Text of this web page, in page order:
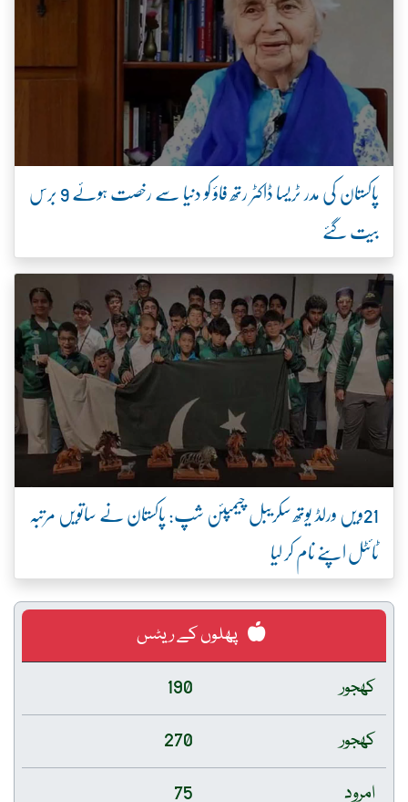
پاکستان کی مدر ٹریسا ڈاکٹر رتھ فاؤ کو دنیا سے رخصت ہوئے 9 برس
بیت گئے
21ویں ورلڈ یوتھ سکریبل چیمپئن شپ: پاکستان نے ساتویں مرتبہ
ٹائٹل اپنے نام کر لیا
پھلوں کے ریٹس
کھجور
190
کھجور
270
امرود
75